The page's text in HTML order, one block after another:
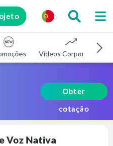
Vídeos Corporativos
Obter
cotação
Voz Nativa